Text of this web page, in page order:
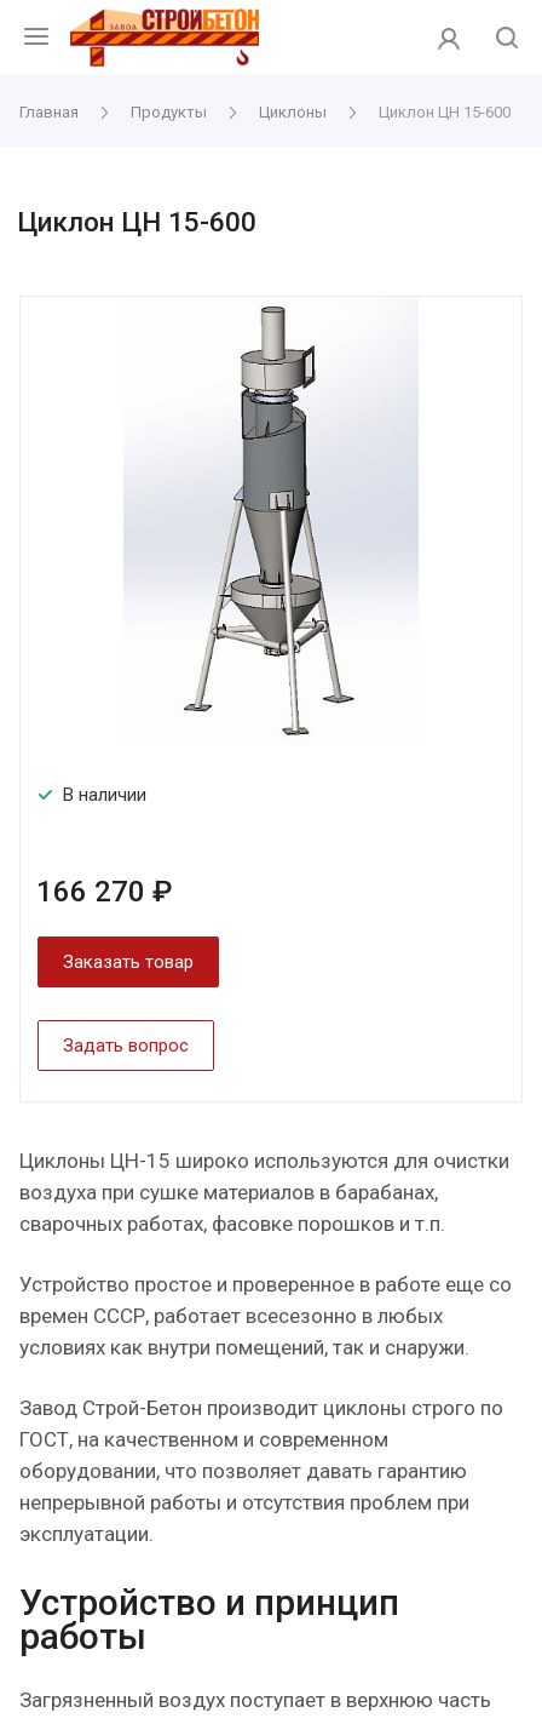
Главная Продукты Циклоны Циклон ЦН 15-600
Циклон ЦН 15-600
В наличии
166 270 ₽
Заказать товар
Задать вопрос
Циклоны ЦН-15 широко используются для очистки
воздуха при сушке материалов в барабанах,
сварочных работах, фасовке порошков и т.п.
Устройство простое и проверенное в работе еще со
времен СССР, работает всесезонно в любых
условиях как внутри помещений, так и снаружи.
Завод Строй-Бетон производит циклоны строго по
ГОСТ, на качественном и современном
оборудовании, что позволяет давать гарантию
непрерывной работы и отсутствия проблем при
эксплуатации.
Устройство и принцип
работы
Загрязненный воздух поступает в верхнюю часть